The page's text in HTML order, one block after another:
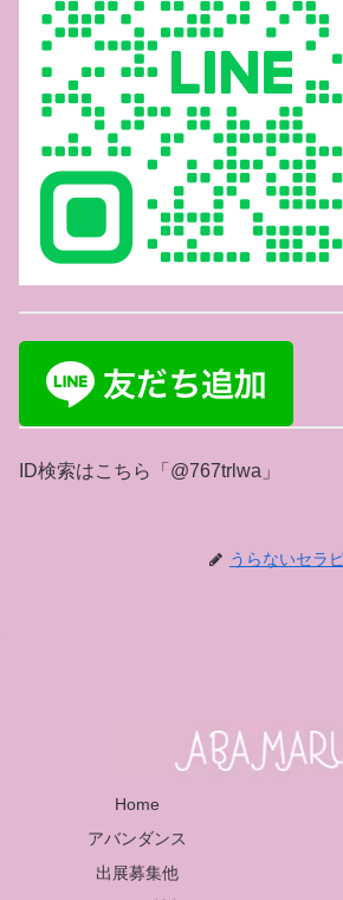
ID検索はこちら「@767trlwa」
うらないセラ
Home
アバンダンス
出展募集他